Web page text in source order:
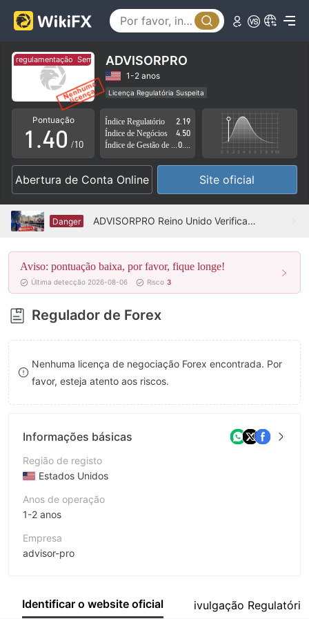
regulamentação Sem regulamentação
ADVISORPRO
1-2 anos
Licença Regulatória Suspeita
Região de negócios suspeita
Risco potencial alto
Pontuação
0
1
2
3
4
5
6
7
8
9
.
0
1
2
3
4
5
6
7
8
9
0
1
2
3
4
5
6
7
8
9
/10
Índice Regulatório
2.19
Índice de Negócios
4.50
Abertura de Conta Online Site oficial
Danger ADVISORPRO Reino Unido Verificado: Nenhuma Presença Física Encontrada
Aviso: pontuação baixa, por favor, fique longe!
Última detecção 2026-08-06 Risco 3
Regulador de Forex
Nenhuma licença de negociação Forex encontrada. Por
favor, esteja atento aos riscos.
Informações básicas
Região de registo
Estados Unidos
Anos de operação
1-2 anos
Empresa
advisor-pro
Funcionário da empresa
Identificar o website oficial ivulgação Regulatória